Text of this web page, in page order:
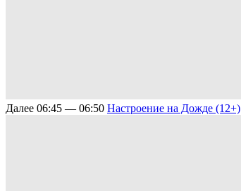
Далее 06:45 — 06:50 Настроение на Дожде (12+)